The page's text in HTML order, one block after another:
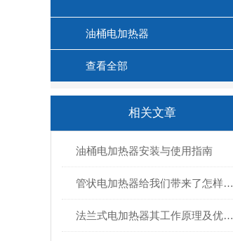
油桶电加热器
查看全部
相关文章
油桶电加热器安装与使用指南
管状电加热器给我们带来了怎样的优势呢？
法兰式电加热器其工作原理及优点分别如下